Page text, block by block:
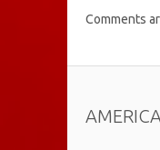
Comments